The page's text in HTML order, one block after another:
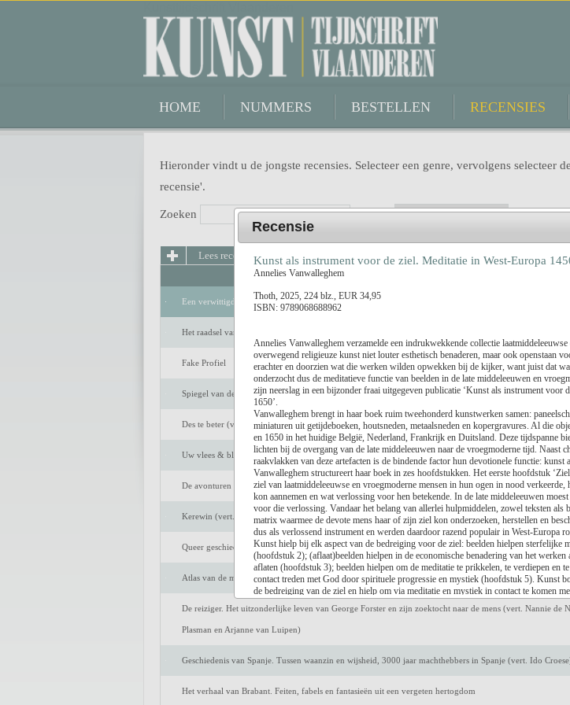
HOME NUMMERS BESTELLEN RECENSIES
Hieronder vindt u de jongste recensies. Selecteer een genre, vervolgens selecteer
recensie'.
Zoeken Genre
Lees recensie
Een verwittigd man is niets waard
Het raadsel van de anderen
Fake Profiel
Spiegel van de ziel
Des te beter (vert. Marijke Arijs)
Uw vlees & bloed
De avonturen van Tom Sawyer (vert. Peter Bergsma)
Kerewin (vert. Anneke Bok)
Queer geschiedenis van Nederland. De strijd om een eigen verleden
Atlas van de middeleeuwse stad. Markten en havens in de Lage Landen
De reiziger. Het uitzonderlijke leven van George Forster en zijn zoektocht naar de mens (vert. Nannie de
Plasman en Arjanne van Luipen)
Geschiedenis van Spanje. Tussen waanzin en wijsheid, 3000 jaar machthebbers in Spanje (vert. Ido
Het verhaal van Brabant. Feiten, fabels en fantasieën uit een vergeten hertogdom
Recensie
Kunst als instrument voor de ziel. Meditatie in West-Europa
Annelies Vanwalleghem
Thoth, 2025, 224 blz., EUR 34,95
ISBN: 9789068688962
Annelies Vanwalleghem verzamelde een indrukwekkende collectie
overwegend religieuze kunst niet louter esthetisch benaderen, maar ook openstaan
erachter en doorzien wat die werken wilden opwekken bij de kijker, want juist dat
onderzocht dus de meditatieve functie van beelden in de late middeleeuwen en
zijn neerslag in een bijzonder fraai uitgegeven publicatie ‘Kunst als instrument voor
1650’.
Vanwalleghem brengt in haar boek ruim tweehonderd kunstwerken samen:
miniaturen uit getijdeboeken, houtsneden, metaalsneden en kopergravures. Al die
en 1650 in het huidige België, Nederland, Frankrijk en Duitsland. Deze tijdspanne
lichten bij de overgang van de late middeleeuwen naar de vroegmoderne tijd. Naast
raakvlakken van deze artefacten is de bindende factor hun devotionele functie: kunst
Vanwalleghem structureert haar boek in zes hoofdstukken. Het eerste hoofdstuk
ziel van laatmiddeleeuwse en vroegmoderne mensen in hun ogen in nood verkeerde,
kon aannemen en wat verlossing voor hen betekende. In de late middeleeuwen
voor die verlossing. Vandaar het belang van allerlei hulpmiddelen, zowel teksten als
matrix waarmee de devote mens haar of zijn ziel kon onderzoeken, herstellen en
dus als verlossend instrument en werden daardoor razend populair in West-Europa
Kunst hielp bij elk aspect van de bedreiging voor de ziel: beelden hielpen sterfelijke
(hoofdstuk 2); (aflaat)beelden hielpen in de economische benadering van het
aflaten (hoofdstuk 3); beelden hielpen om de meditatie te prikkelen, te verdiepen en
contact treden met God door spirituele progressie en mystiek (hoofdstuk 5). Kunst
de bedreiging van de ziel en hielp om via meditatie en mystiek in contact te komen
In het slothoofdstuk ‘Instrument voor de hedendaagse ziel’ actualiseert
Kan deze vergeten kunst misschien een instrument vormen voor onze ziel? Zij geeft
antwoord. Kunst die emoties opwekt, kan immers helen en leiden tot zelfintrospectie.
Annelies Vanwalleghem schreef een bijzonder inspirerend werk. De
lezer grondig leert kijken en uitnodigt tot een zekere meditatieve introspectie.